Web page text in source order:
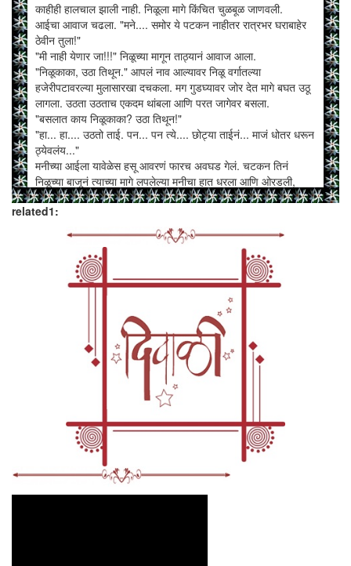
काहीही हालचाल झाली नाही. निळूला मागे किंचित चुळबूळ जाणवली.
आईचा आवाज चढला. "मने.... समोर ये पटकन नाहीतर रात्रभर घराबाहेर
ठेवीन तुला!"
"मी नाही येणार जा!!!" निळूच्या मागून ताठ्यानं आवाज आला.
"निळूकाका, उठा तिथून." आपलं नाव आल्यावर निळू वर्गातल्या
हजेरीपटावरल्या मुलासारखा दचकला. मग गुडघ्यावर जोर देत मागे बघत उठू
लागला. उठता उठताच एकदम थांबला आणि परत जागेवर बसला.
"बसलात काय निळूकाका? उठा तिथून!"
"हा... हा.... उठतो ताई. पन... पन त्ये.... छोट्या ताईनं... माजं धोतर धरून
ठ्येवलंय..."
मनीच्या आईला यावेळेस हसू आवरणं फारच अवघड गेलं. चटकन तिनं
निळूच्या बाजूनं त्याच्या मागे लपलेल्या मनीचा हात धरला आणि ओरडली,
"मने, पाचकळपणा पुरे झाला हं. चटकन् बाहेर ये बघू. धोतर सोड ते आधी."
"मला नाही यायचंय ना पण..." मनी रडवेली होत म्हणाली.
"अगं पण का नाही यायचंय? घरीच जायचंय ना आपण आपल्या? बाबा येतील
आता आपल्याला न्यायला. चल लवकर. धोतर सोऽऽऽऽ ड!!!"
धोतराची फारच ओढाताण व्हायला लागली, तसं निळूला काहीतरी करणं भाग
होतं. त्यानं मागे वळून मनीच्या हातातून हळूहळू धोतर सोडवून घ्यायला
"असं नाय वागू पोरी. आईचं आइकावं. सोड बगू त्ये...."
"तू तर काही बोलूच नकोस!" मनी एकदम निळूवर भडकून बोलली. "तू वाईट्ट
मुलगा आहेस!"
"मने!!" मनीच्या आईचा आवाज चढला. "वय काय त्यांचं? अरे तुरे करतेस
त्यांना? हे शिकवलं तुला? आजोबा म्हणायचं त्यांना. कळ्ळं???"
"मने...." आईनं हात उगारला तसं मनीनं धोतर सोडलं आणि भोकाड
पसरण्याच्या तयारीला लागली.
निळूनं तेवढ्यात आपलं धोतर स्थिरस्थावर करून मुद्द्याला हात घातला.
"आसूदे आसूदे ताई. लेकरू हाय. माजी दोस्त हाय म्हना हावं तर. चालंल मला
तिनं कसंबी हाक मारल्यालं. येवड्या मोट्या देवास्नी आपन ’आरं-तुरं’
करतुया.... त्याच्यापरीस म्या आगदीच ल्हान. तवा आसूद्या."
related1: